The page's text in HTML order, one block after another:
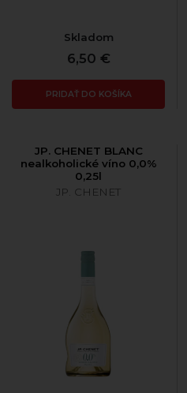
Skladom
6,50 €
PRIDAŤ DO KOŠÍKA
JP. CHENET BLANC
nealkoholické víno 0,0%
0,25l
JP. CHENET